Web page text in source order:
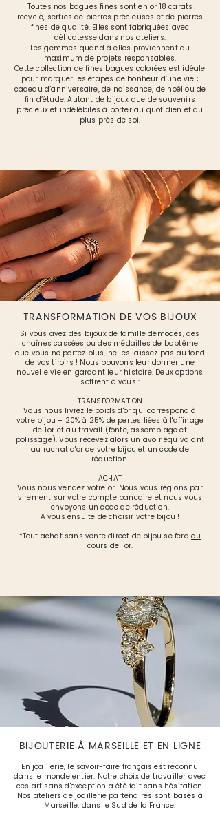
Toutes nos bagues fines sont en or 18 carats
recyclé, serties de pierres précieuses et de pierres
fines de qualité. Elles sont fabriquées avec
délicatesse dans nos ateliers.
Les gemmes quand à elles proviennent au
maximum de projets responsables.
Cette collection de fines bagues colorées est idéale
pour marquer les étapes de bonheur d’une vie ;
cadeau d’anniversaire, de naissance, de noël ou de
fin d’étude. Autant de bijoux que de souvenirs
précieux et indélébiles à porter au quotidien et au
plus près de soi.
TRANSFORMATION DE VOS BIJOUX
Si vous avez des bijoux de famille démodés, des
chaînes cassées ou des médailles de baptême
que vous ne portez plus, ne les laissez pas au fond
de vos tiroirs ! Nous pouvons leur donner une
nouvelle vie en gardant leur histoire. Deux options
s'offrent à vous :
TRANSFORMATION
Vous nous livrez le poids d'or qui correspond à
votre bijou + 20% à 25% de pertes liées à l'affinage
de l'or et au travail (fonte, assemblage et
polissage). Vous recevez alors un avoir équivalant
au rachat d'or de votre bijou et un code de
réduction.
ACHAT
Vous nous vendez votre or. Nous vous réglons par
virement sur votre compte bancaire et nous vous
envoyons un code de réduction.
A vous ensuite de choisir votre bijou !
*Tout achat sans vente direct de bijou se fera au
cours de l'or.
PRENDRE RDV
BIJOUTERIE À MARSEILLE ET EN LIGNE
En joaillerie, le savoir-faire français est reconnu
dans le monde entier. Notre choix de travailler avec
ces artisans d'exception a été fait sans hésitation.
Nos ateliers de joaillerie partenaires sont basés à
Marseille, dans le Sud de la France.